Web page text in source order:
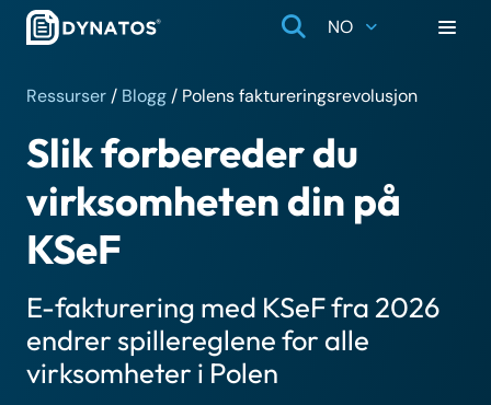
NO
Ressurser / Blogg / Polens faktureringsrevolusjon
Slik forbereder du
virksomheten din på
KSeF
E-fakturering med KSeF fra 2026
endrer spillereglene for alle
virksomheter i Polen